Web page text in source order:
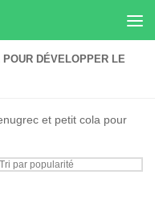
DÉVELOPPER LE
et petit cola pour